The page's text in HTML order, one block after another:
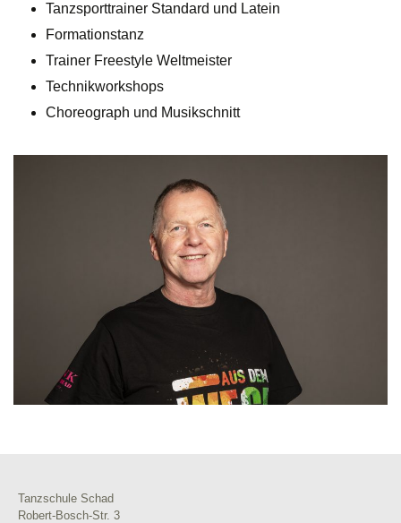
Tanzsporttrainer Standard und Latein
Formationstanz
Trainer Freestyle Weltmeister
Technikworkshops
Choreograph und Musikschnitt
Tanzschule Schad
Robert-Bosch-Str. 3